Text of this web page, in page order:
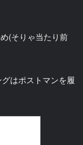
(そりゃ当たり前
はポストマンを履